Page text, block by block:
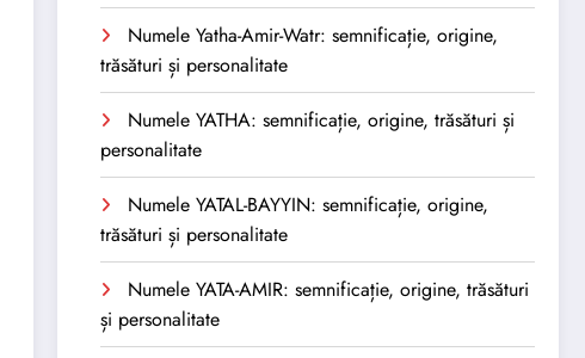
Numele Yatha-Amir-Watr: semnificație, origine,
trăsături și personalitate
Numele YATHA: semnificație, origine, trăsături și
personalitate
Numele YATAL-BAYYIN: semnificație, origine,
trăsături și personalitate
Numele YATA-AMIR: semnificație, origine, trăsături
și personalitate